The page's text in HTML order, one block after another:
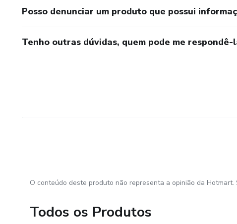
Posso denunciar um produto que possui
Tenho outras dúvidas, quem pode me respondê-
O conteúdo deste produto não representa a opinião da Hotmart.
Todos os Produtos